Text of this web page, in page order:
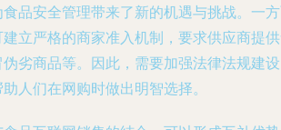
品安全管理带来了新的机遇与挑战。一
立严格的商家准入机制，要求供应商提
劣商品等。因此，需要加强法律法规建
人们在网购时做出明智选择。